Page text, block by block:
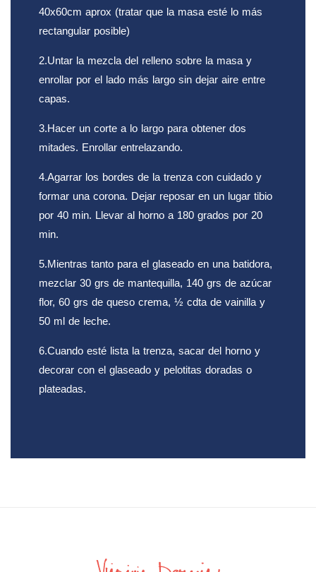
40x60cm aprox (tratar que la masa esté lo más
rectangular posible)
2.Untar la mezcla del relleno sobre la masa y
enrollar por el lado más largo sin dejar aire entre
capas.
3.Hacer un corte a lo largo para obtener dos
mitades. Enrollar entrelazando.
4.Agarrar los bordes de la trenza con cuidado y
formar una corona. Dejar reposar en un lugar tibio
por 40 min. Llevar al horno a 180 grados por 20
min.
5.Mientras tanto para el glaseado en una batidora,
mezclar 30 grs de mantequilla, 140 grs de azúcar
flor, 60 grs de queso crema, ½ cdta de vainilla y
50 ml de leche.
6.Cuando esté lista la trenza, sacar del horno y
decorar con el glaseado y pelotitas doradas o
plateadas.